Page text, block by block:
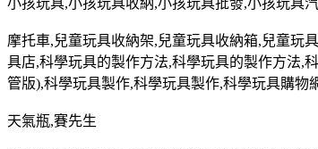
摩托車,兒童玩具收納架,兒童玩具收納箱,兒童玩
具店,科學玩具的製作方法,科學玩具的製作方法,
管版),科學玩具製作,科學玩具製作,科學玩具購物
天氣瓶,賽先生